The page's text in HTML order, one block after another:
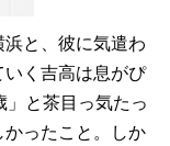
と、彼に気遣わ
く吉高は息がぴ
と茶目っ気たっ
ったこと。しか